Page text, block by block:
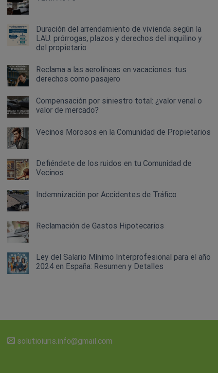
Duración del arrendamiento de vivienda según la
LAU: prórrogas, plazos y derechos del inquilino y
del propietario
Reclama a las aerolíneas en vacaciones: tus
derechos como pasajero
Compensación por siniestro total: ¿valor venal o
valor de mercado?
Vecinos Morosos en la Comunidad de Propietarios
Defiéndete de los ruidos en tu Comunidad de
Vecinos
Indemnización por Accidentes de Tráfico
Reclamación de Gastos Hipotecarios
Ley del Salario Mínimo Interprofesional para el año
2024 en España: Resumen y Detalles
solutioiuris.info@gmail.com